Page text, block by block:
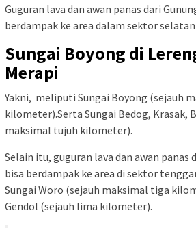
Guguran lava dan awan panas dari
berdampak ke area dalam sektor
Sungai Boyong di
Merapi
Yakni, meliputi Sungai Boyong (sejauh
kilometer).Serta Sungai Bedog, Krasak,
maksimal tujuh kilometer).
Selain itu, guguran lava dan awan panas
bisa berdampak ke area di sektor
Sungai Woro (sejauh maksimal tiga
Gendol (sejauh lima kilometer).